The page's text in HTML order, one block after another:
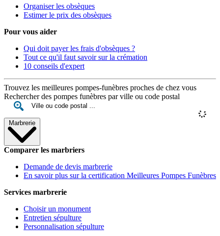
Organiser les obsèques
Estimer le prix des obsèques
Pour vous aider
Qui doit payer les frais d'obsèques ?
Tout ce qu'il faut savoir sur la crémation
10 conseils d'expert
Trouvez les meilleures pompes-funèbres proches de chez vous
Rechercher des pompes funèbres par ville ou code postal
Marbrerie
Comparer les marbriers
Demande de devis marbrerie
En savoir plus sur la certification Meilleures Pompes Funèbres
Services marbrerie
Choisir un monument
Entretien sépulture
Personnalisation sépulture